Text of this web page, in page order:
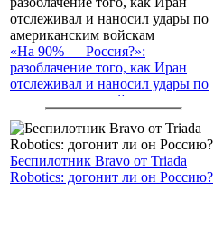
«На 90% — Россия?»:
разоблачение того, как Иран
отслеживал и наносил удары по
американским войскам
Беспилотник Bravo от Triada
Robotics: догонит ли он Россию?